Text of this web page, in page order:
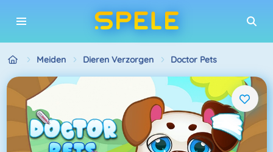
Meiden Dieren Verzorgen Doctor Pets